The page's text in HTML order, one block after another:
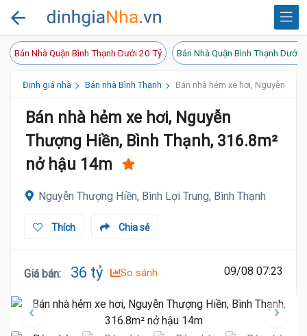
Bán Nhà Quận Bình Thạnh Dưới 20 Tỷ Bán Nhà Quận Bình Thạnh Dưới
Định giá nhà Bán nhà Bình Thạnh Bán nhà hẻm xe hơi, Nguyễn
Bán nhà hẻm xe hơi, Nguyễn
Thượng Hiền, Bình Thạnh, 316.8m²
nở hậu 14m
Nguyễn Thượng Hiền, Bình Lợi Trung, Bình Thạnh
Chia sẻ
Thích
Giá bán: 36 tỷ So sánh 09/08 07:23